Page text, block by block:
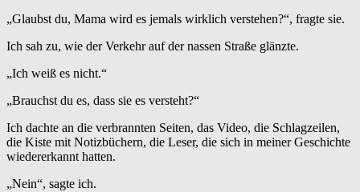
„Glaubst du, Mama wird es jemals wirklich verstehen?“, fragte sie.
Ich sah zu, wie der Verkehr auf der nassen Straße glänzte.
„Ich weiß es nicht.“
„Brauchst du es, dass sie es versteht?“
Ich dachte an die verbrannten Seiten, das Video, die Schlagzeilen,
die Kiste mit Notizbüchern, die Leser, die sich in meiner Geschichte
wiedererkannt hatten.
„Nein“, sagte ich.